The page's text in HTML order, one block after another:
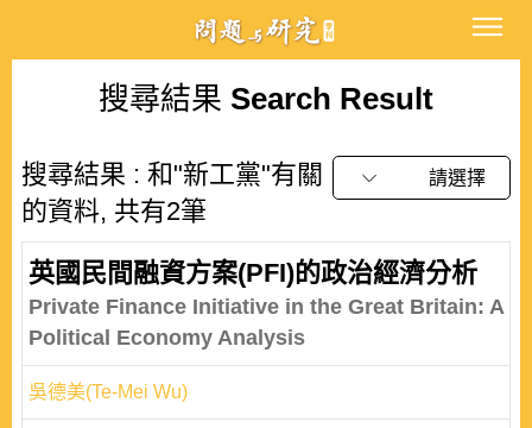
搜尋結果 Search Result
搜尋結果 : 和"新工黨"有關
的資料, 共有2筆
請選擇
英國民間融資方案(PFI)的政治經濟分析
Private Finance Initiative in the Great Britain: A
Political Economy Analysis
吳德美(Te-Mei Wu)